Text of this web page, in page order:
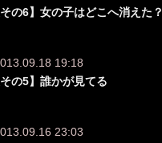
その6】女の子はどこへ消えた？
19:18
その5】誰かが見てる
23:03